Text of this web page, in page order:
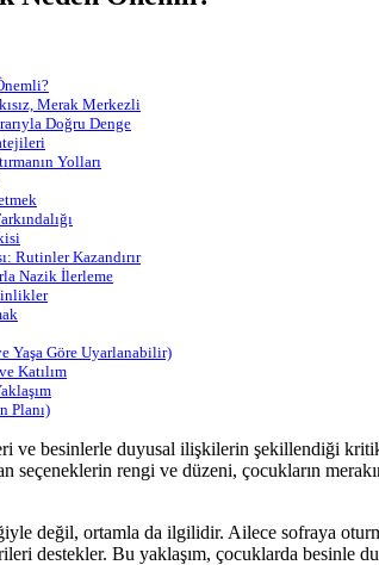
Merak Merkezli
Doğru Denge
Yolları
Rutinler Kazandırır
Nazik İlerleme
Yaşa Göre Uyarlanabilir)
Katılım
Planı)
ve besinlerle duyusal ilişkilerin şekillendiği
seçeneklerin rengi ve düzeni, çocukların
değil, ortamla da ilgilidir. Ailece sofraya
destekler. Bu yaklaşım, çocuklarda besinle